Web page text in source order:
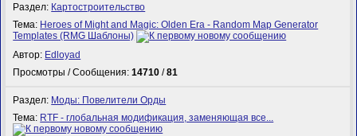
Раздел: Картостроительство
Тема: Heroes of Might and Magic: Olden Era - Random Map Generator
Templates (RMG Шаблоны)
Автор: Edloyad
Просмотры / Сообщения:14710 /81
Раздел: Моды: Повелители Орды
Тема: RTF - глобальная модификация, заменяющая все...